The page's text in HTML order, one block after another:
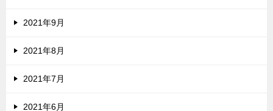
2021年9月
2021年8月
2021年7月
2021年6月